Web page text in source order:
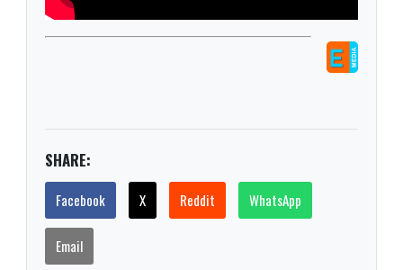
SHARE:
Facebook X Reddit WhatsApp
Email